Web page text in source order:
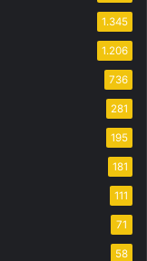
1.345
1.206
736
281
195
181
111
71
58